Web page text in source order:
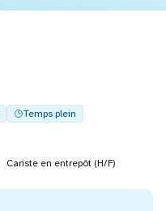
Temps plein
Cariste en entrepôt (H/F)